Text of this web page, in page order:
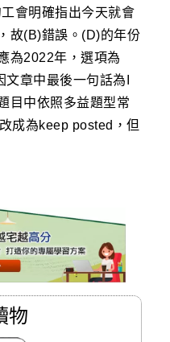
會明確指出今天就會
故(B)錯誤。(D)的年份
為2022年，選項為
章中最後一句話為I
目中依照多益題型常
成為keep posted，但
物